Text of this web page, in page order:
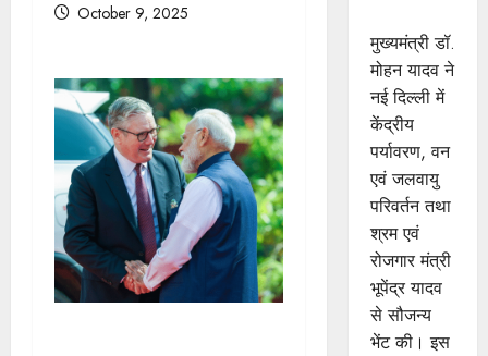
October 9, 2025
मुख्यमंत्री डॉ.
मोहन यादव ने
नई दिल्ली में
केंद्रीय
पर्यावरण, वन
एवं जलवायु
परिवर्तन तथा
श्रम एवं
रोजगार मंत्री
भूपेंद्र यादव
से सौजन्य
भेंट की। इस